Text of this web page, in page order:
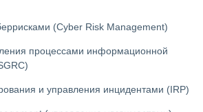
(Cyber Risk Management)
процессами информационной
и управления инцидентами (IRP)